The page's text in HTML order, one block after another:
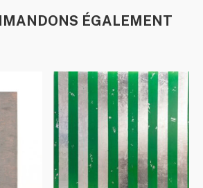
ÉGALEMENT